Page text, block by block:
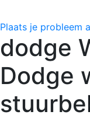
Plaats je probleem
dodge
Dodge